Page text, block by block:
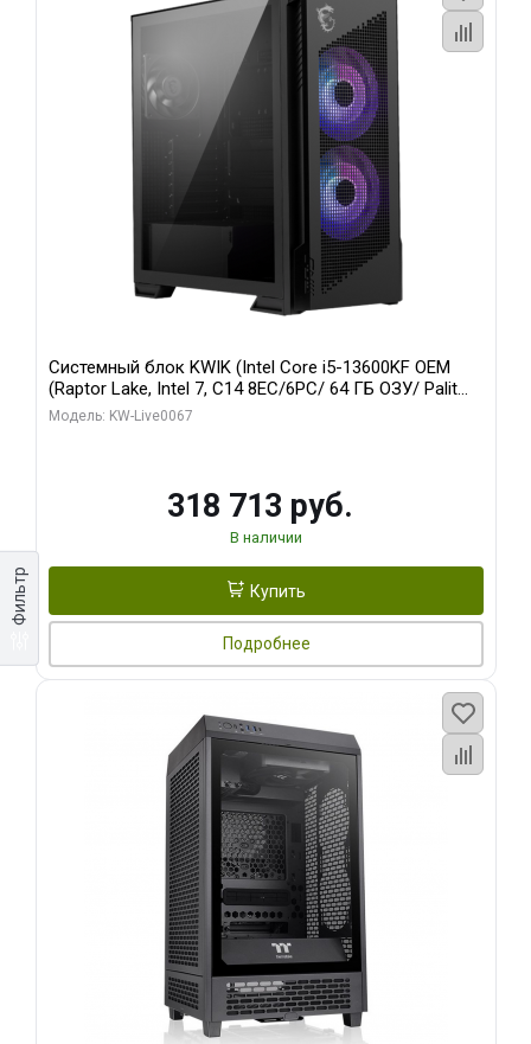
Фильтр
Системный блок KWIK (Intel Core i5-13600KF OEM
(Raptor Lake, Intel 7, C14 8EC/6PC/ 64 ГБ ОЗУ/ Palit
RTX5080 GAMINGPRO OC 16GB GDDR7 256bit 3xDP
Модель: KW-Live0067
318 713 руб.
В наличии
Купить
Подробнее